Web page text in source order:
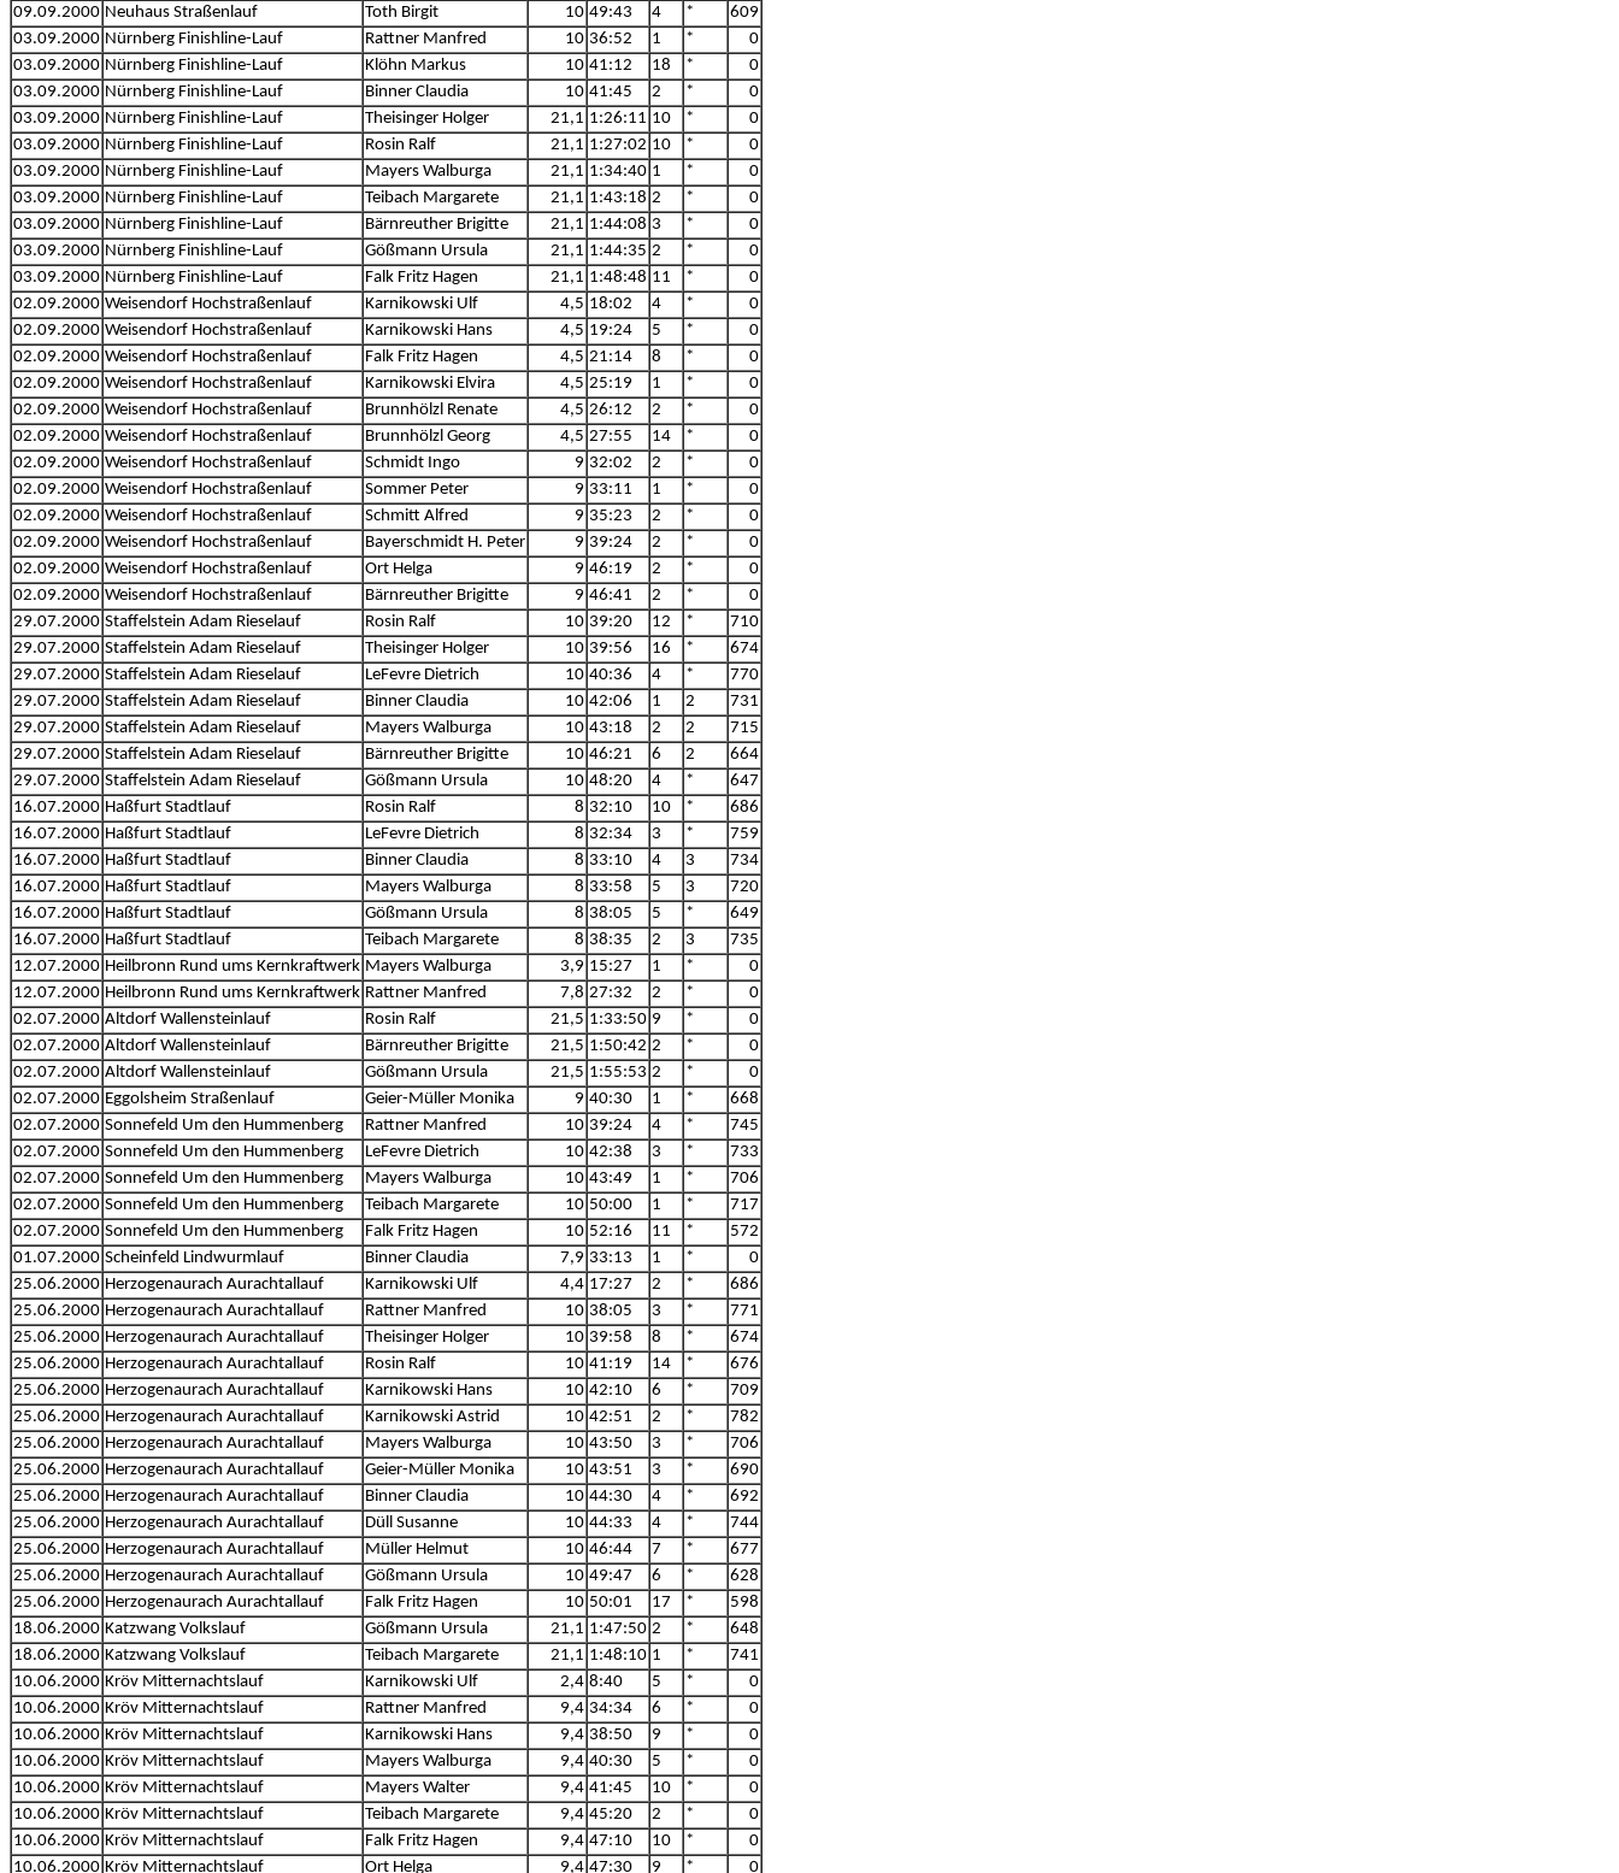
09.09.2000 Neuhaus Straßenlauf Toth Birgit 10 49:43 4 *
609
03.09.2000 Nürnberg Finishline-Lauf Rattner Manfred 10 36:52 1 *
0
03.09.2000 Nürnberg Finishline-Lauf Klöhn Markus 10 41:12 18 *
0
03.09.2000 Nürnberg Finishline-Lauf Binner Claudia 10 41:45 2 *
0
03.09.2000 Nürnberg Finishline-Lauf Theisinger Holger 21,1 1:26:11 10 *
0
03.09.2000 Nürnberg Finishline-Lauf Rosin Ralf 21,1 1:27:02 10 *
0
03.09.2000 Nürnberg Finishline-Lauf Mayers Walburga 21,1 1:34:40 1 *
0
03.09.2000 Nürnberg Finishline-Lauf Teibach Margarete 21,1 1:43:18 2 *
0
03.09.2000 Nürnberg Finishline-Lauf Bärnreuther Brigitte 21,1 1:44:08 3 *
0
03.09.2000 Nürnberg Finishline-Lauf Gößmann Ursula 21,1 1:44:35 2 *
0
03.09.2000 Nürnberg Finishline-Lauf Falk Fritz Hagen 21,1 1:48:48 11 *
0
02.09.2000 Weisendorf Hochstraßenlauf Karnikowski Ulf 4,5 18:02 4 *
0
02.09.2000 Weisendorf Hochstraßenlauf Karnikowski Hans 4,5 19:24 5 *
0
02.09.2000 Weisendorf Hochstraßenlauf Falk Fritz Hagen 4,5 21:14 8 *
0
02.09.2000 Weisendorf Hochstraßenlauf Karnikowski Elvira 4,5 25:19 1 *
0
02.09.2000 Weisendorf Hochstraßenlauf Brunnhölzl Renate 4,5 26:12 2 *
0
02.09.2000 Weisendorf Hochstraßenlauf Brunnhölzl Georg 4,5 27:55 14 *
0
02.09.2000 Weisendorf Hochstraßenlauf Schmidt Ingo 9 32:02 2 *
0
02.09.2000 Weisendorf Hochstraßenlauf Sommer Peter 9 33:11 1 *
0
02.09.2000 Weisendorf Hochstraßenlauf Schmitt Alfred 9 35:23 2 *
0
02.09.2000 Weisendorf Hochstraßenlauf Bayerschmidt H. Peter 9 39:24 2 *
0
02.09.2000 Weisendorf Hochstraßenlauf Ort Helga 9 46:19 2 *
0
02.09.2000 Weisendorf Hochstraßenlauf Bärnreuther Brigitte 9 46:41 2 *
0
29.07.2000 Staffelstein Adam Rieselauf Rosin Ralf 10 39:20 12 *
710
29.07.2000 Staffelstein Adam Rieselauf Theisinger Holger 10 39:56 16 *
674
29.07.2000 Staffelstein Adam Rieselauf LeFevre Dietrich 10 40:36 4 *
770
29.07.2000 Staffelstein Adam Rieselauf Binner Claudia 10 42:06 1 2
731
29.07.2000 Staffelstein Adam Rieselauf Mayers Walburga 10 43:18 2 2
715
29.07.2000 Staffelstein Adam Rieselauf Bärnreuther Brigitte 10 46:21 6 2
664
29.07.2000 Staffelstein Adam Rieselauf Gößmann Ursula 10 48:20 4 *
647
16.07.2000 Haßfurt Stadtlauf Rosin Ralf 8 32:10 10 *
686
16.07.2000 Haßfurt Stadtlauf LeFevre Dietrich 8 32:34 3 *
759
16.07.2000 Haßfurt Stadtlauf Binner Claudia 8 33:10 4 3
734
16.07.2000 Haßfurt Stadtlauf Mayers Walburga 8 33:58 5 3
720
16.07.2000 Haßfurt Stadtlauf Gößmann Ursula 8 38:05 5 *
649
16.07.2000 Haßfurt Stadtlauf Teibach Margarete 8 38:35 2 3
735
12.07.2000 Heilbronn Rund ums Kernkraftwerk Mayers Walburga 3,9 15:27 1 *
0
12.07.2000 Heilbronn Rund ums Kernkraftwerk Rattner Manfred 7,8 27:32 2 *
0
02.07.2000 Altdorf Wallensteinlauf Rosin Ralf 21,5 1:33:50 9 *
0
02.07.2000 Altdorf Wallensteinlauf Bärnreuther Brigitte 21,5 1:50:42 2 *
0
02.07.2000 Altdorf Wallensteinlauf Gößmann Ursula 21,5 1:55:53 2 *
0
02.07.2000 Eggolsheim Straßenlauf Geier-Müller Monika 9 40:30 1 *
668
02.07.2000 Sonnefeld Um den Hummenberg Rattner Manfred 10 39:24 4 *
745
02.07.2000 Sonnefeld Um den Hummenberg LeFevre Dietrich 10 42:38 3 *
733
02.07.2000 Sonnefeld Um den Hummenberg Mayers Walburga 10 43:49 1 *
706
02.07.2000 Sonnefeld Um den Hummenberg Teibach Margarete 10 50:00 1 *
717
02.07.2000 Sonnefeld Um den Hummenberg Falk Fritz Hagen 10 52:16 11 *
572
01.07.2000 Scheinfeld Lindwurmlauf Binner Claudia 7,9 33:13 1 *
0
25.06.2000 Herzogenaurach Aurachtallauf Karnikowski Ulf 4,4 17:27 2 *
686
25.06.2000 Herzogenaurach Aurachtallauf Rattner Manfred 10 38:05 3 *
771
25.06.2000 Herzogenaurach Aurachtallauf Theisinger Holger 10 39:58 8 *
674
25.06.2000 Herzogenaurach Aurachtallauf Rosin Ralf 10 41:19 14 *
676
25.06.2000 Herzogenaurach Aurachtallauf Karnikowski Hans 10 42:10 6 *
709
25.06.2000 Herzogenaurach Aurachtallauf Karnikowski Astrid 10 42:51 2 *
782
25.06.2000 Herzogenaurach Aurachtallauf Mayers Walburga 10 43:50 3 *
706
25.06.2000 Herzogenaurach Aurachtallauf Geier-Müller Monika 10 43:51 3 *
690
25.06.2000 Herzogenaurach Aurachtallauf Binner Claudia 10 44:30 4 *
692
25.06.2000 Herzogenaurach Aurachtallauf Düll Susanne 10 44:33 4 *
744
25.06.2000 Herzogenaurach Aurachtallauf Müller Helmut 10 46:44 7 *
677
25.06.2000 Herzogenaurach Aurachtallauf Gößmann Ursula 10 49:47 6 *
628
25.06.2000 Herzogenaurach Aurachtallauf Falk Fritz Hagen 10 50:01 17 *
598
18.06.2000 Katzwang Volkslauf Gößmann Ursula 21,1 1:47:50 2 *
648
18.06.2000 Katzwang Volkslauf Teibach Margarete 21,1 1:48:10 1 *
741
10.06.2000 Kröv Mitternachtslauf Karnikowski Ulf 2,4 8:40 5 *
0
10.06.2000 Kröv Mitternachtslauf Rattner Manfred 9,4 34:34 6 *
0
10.06.2000 Kröv Mitternachtslauf Karnikowski Hans 9,4 38:50 9 *
0
10.06.2000 Kröv Mitternachtslauf Mayers Walburga 9,4 40:30 5 *
0
10.06.2000 Kröv Mitternachtslauf Mayers Walter 9,4 41:45 10 *
0
10.06.2000 Kröv Mitternachtslauf Teibach Margarete 9,4 45:20 2 *
0
10.06.2000 Kröv Mitternachtslauf Falk Fritz Hagen 9,4 47:10 10 *
0
10.06.2000 Kröv Mitternachtslauf Ort Helga 9,4 47:30 9 * 0